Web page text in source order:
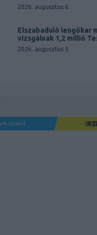
2026. augusztus 6.
Elszabaduló lengőkar
vizsgálnak 1,2 millió
2026. augusztus 5.
utazol